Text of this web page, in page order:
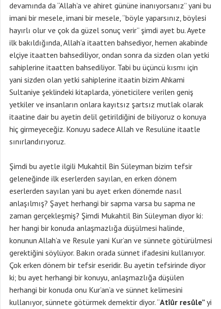
devamında da “Allah’a ve ahiret gününe inanıyorsanız” yani bu
imani bir mesele, imani bir mesele, “böyle yaparsınız, böylesi
hayırlı olur ve çok da güzel sonuç verir” şimdi ayet bu. Ayete
ilk bakıldığında, Allah’a itaatten bahsediyor, hemen akabinde
elçiye itaatten bahsediliyor, ondan sonra da sizden olan yetki
sahiplerine itaatten bahsediliyor. Tabi bu üçüncü kısmı için
yani sizden olan yetki sahiplerine itaatin bizim Ahkami
Sultaniye şeklindeki kitaplarda, yöneticilere verilen geniş
yetkiler ve insanların onlara kayıtsız şartsız mutlak olarak
itaatine dair bu ayetin delil getirildiğini de biliyoruz o konuya
hiç girmeyeceğiz. Konuyu sadece Allah ve Resulüne itaatle
sınırlandırıyoruz.
Şimdi bu ayetle ilgili Mukahtil Bin Süleyman bizim tefsir
geleneğinde ilk eserlerden sayılan, en erken dönem
eserlerden sayılan yani bu ayet erken dönemde nasıl
anlaşılmış? Şayet herhangi bir sapma varsa bu sapma ne
zaman gerçekleşmiş? Şimdi Mukahtil Bin Süleyman diyor ki:
her hangi bir konuda anlaşmazlığa düşülmesi halinde,
konunun Allah’a ve Resule yani Kur’an ve sünnete götürülmesi
gerektiğini söylüyor. Bakın orada sünnet ifadesini kullanıyor.
Çok erken dönem bir tefsir eseridir. Bu ayetin tefsirinde diyor
ki; bu ayet herhangi bir konuyu, anlaşmazlığa düşülen
herhangi bir konuda onu Kur’an’a ve sünnet kelimesini
kullanıyor, sünnete götürmek demektir diyor. “Atîûr resûle” yi